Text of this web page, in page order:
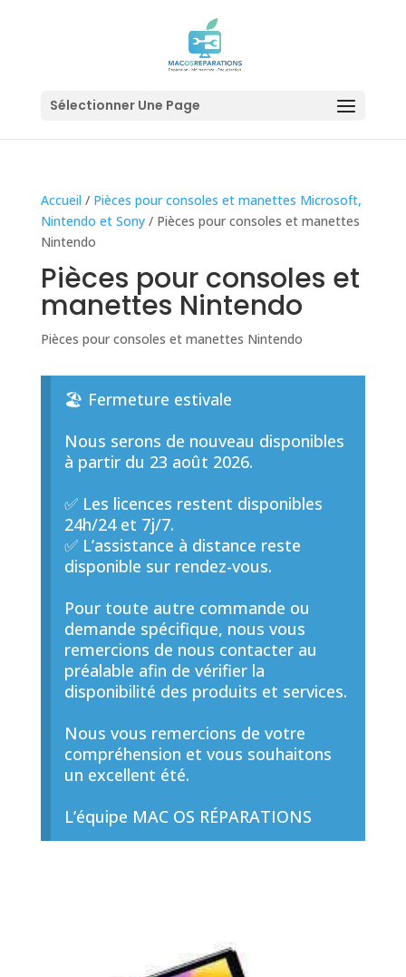
Sélectionner Une Page
Accueil / Pièces pour consoles et manettes Microsoft,
Nintendo et Sony/ Pièces pour consoles et manettes
Nintendo
Pièces pour consoles et
manettes Nintendo
Pièces pour consoles et manettes Nintendo
🏖️ Fermeture estivale
Nous serons de nouveau disponibles
à partir du 23 août 2026.
✅ Les licences restent disponibles
24h/24 et 7j/7.
✅ L’assistance à distance reste
disponible sur rendez-vous.
Pour toute autre commande ou
demande spécifique, nous vous
remercions de nous contacter au
préalable afin de vérifier la
disponibilité des produits et services.
Nous vous remercions de votre
compréhension et vous souhaitons
un excellent été.
L’équipe MAC OS RÉPARATIONS